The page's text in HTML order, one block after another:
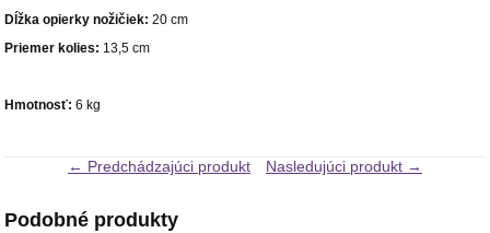
Dĺžka opierky nožičiek:20 cm
Priemer kolies: 13,5 cm
Hmotnosť:6 kg
← Predchádzajúci produkt Nasledujúci produkt →
Podobné produkty